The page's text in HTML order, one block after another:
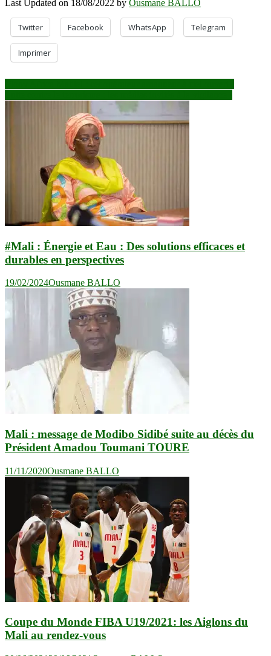
Last Updated on 18/08/2022 by Ousmane BALLO
Twitter Facebook WhatsApp Telegram
Imprimer
Navigation
de
#Mali : Énergie et Eau : Des solutions efficaces et
durables en perspectives
19/02/2024Ousmane BALLO
Mali : message de Modibo Sidibé suite au décès du
Président Amadou Toumani TOURE
11/11/2020Ousmane BALLO
Coupe du Monde FIBA U19/2021: les Aiglons du
Mali au rendez-vous